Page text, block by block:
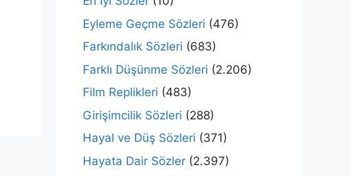
Eyleme Geçme Sözleri (476)
Farkındalık Sözleri (683)
Farklı Düşünme Sözleri (2.206)
Film Replikleri (483)
Girişimcilik Sözleri (288)
Hayal ve Düş Sözleri (371)
Hayata Dair Sözler (2.397)